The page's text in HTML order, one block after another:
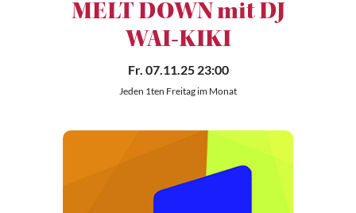
MELT DOWN mit DJ
WAI-KIKI
Fr. 07.11.25 23:00
Jeden 1ten Freitag im Monat